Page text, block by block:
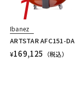
Ibanez
ARTSTAR AFC151-DA
¥169,125 （税込）